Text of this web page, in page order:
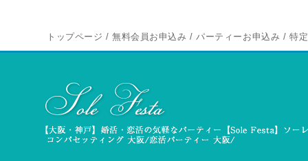
トップページ /無料会員お申込み /パーティーお申込み / 特